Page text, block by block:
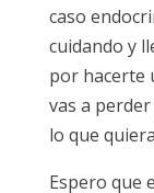
caso
cuidando y
por hacerte
vas a
lo que
Espero que